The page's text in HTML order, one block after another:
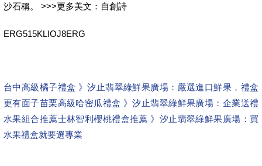
沙石稱。 >>>更多美文：自創詩
ERG515KLIOJ8ERG
台中高級橘子禮盒 》汐止翡翠綠鮮果廣場：嚴選進口鮮果，禮盒
更有面子苗栗高級哈密瓜禮盒 》汐止翡翠綠鮮果廣場：企業送禮
水果組合推薦士林智利櫻桃禮盒推薦 》汐止翡翠綠鮮果廣場：買
水果禮盒就要選專業